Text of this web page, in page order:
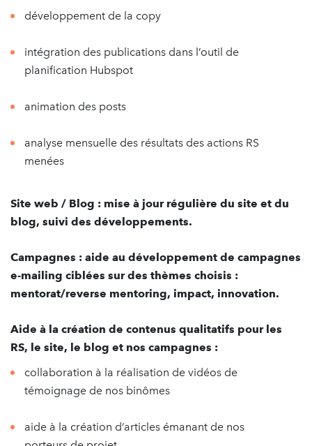
développement de la copy
intégration des publications dans l’outil de
planification Hubspot
animation des posts
analyse mensuelle des résultats des actions RS
menées
Site web / Blog : mise à jour régulière du site et du
blog, suivi des développements.
Campagnes : aide au développement de campagnes
e-mailing ciblées sur des thèmes choisis :
mentorat/reverse mentoring, impact, innovation.
Aide à la création de contenus qualitatifs pour les
RS, le site, le blog et nos campagnes :
collaboration à la réalisation de vidéos de
témoignage de nos binômes
aide à la création d’articles émanant de nos